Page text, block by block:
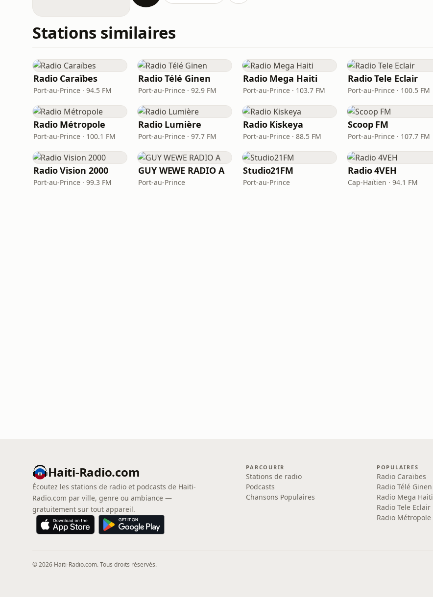
Stations similaires
Radio Caraïbes
Port-au-Prince · 94.5 FM
Radio Télé Ginen
Port-au-Prince · 92.9 FM
Radio Mega Haiti
Port-au-Prince · 103.7 FM
Radio Tele Eclair
Port-au-Prince · 100.5 FM
Radio Métropole
Port-au-Prince · 100.1 FM
Radio Lumière
Port-au-Prince · 97.7 FM
Radio Kiskeya
Port-au-Prince · 88.5 FM
Scoop FM
Port-au-Prince · 107.7 FM
Radio Vision 2000
Port-au-Prince · 99.3 FM
GUY WEWE RADIO A
Port-au-Prince
Studio21FM
Port-au-Prince
Radio 4VEH
Cap-Haïtien · 94.1 FM
Haiti-Radio.com
Écoutez les stations de radio et podcasts de Haiti-
Radio.com par ville, genre ou ambiance —
gratuitement sur tout appareil.
PARCOURIR
Stations de radio
Podcasts
Chansons Populaires
POPULAIRES
Radio Caraïbes
Radio Télé Ginen
Radio Mega Haiti
Radio Tele Eclair
Radio Métropole
© 2026 Haiti-Radio.com. Tous droits réservés.